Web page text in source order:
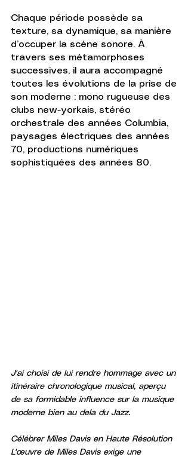
Chaque période possède sa
texture, sa dynamique, sa manière
d’occuper la scène sonore. À
travers ses métamorphoses
successives, il aura accompagné
toutes les évolutions de la prise de
son moderne : mono rugueuse des
clubs new-yorkais, stéréo
orchestrale des années Columbia,
paysages électriques des années
70, productions numériques
sophistiquées des années 80.
J'ai choisi de lui rendre hommage avec un
itinéraire chronologique musical, aperçu
de sa formidable influence sur la musique
moderne bien au dela du Jazz.
Célébrer Miles Davis en Haute Résolution
L'œuvre de Miles Davis exige une